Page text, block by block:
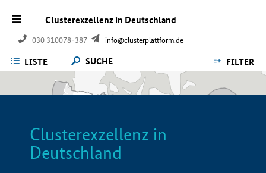
Clusterexzellenz in Deutschland
030 310078-387 info@clusterplattform.de
LISTE SUCHE FILTER
Clusterexzellenz in
Deutschland